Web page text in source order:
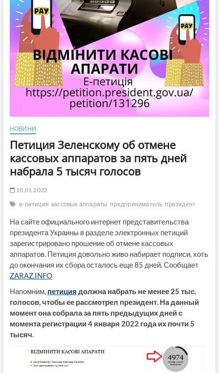
НОВИНИ
Петиция Зеленскому об отмене
кассовых аппаратов за пять дней
набрала 5 тысяч голосов
10.01.2022
е-петиция кассовые аппараты предприниматель президент
На сайте официального интернет представительства
президента Украины в разделе электронных петиций
зарегистрировано прошение об отмене кассовых
аппаратов. Петиция довольно живо набирает подписи, хоть
до окончания их сбора осталось еще 85 дней. Сообщает
ZARAZ.INFO
Напомним, петиция должна набрать не менее 25 тыс.
голосов, чтобы ее рассмотрел президент. На данный
момент она собрала за пять предыдущих дней с
момента регистрации 4 января 2022 года их почти 5
тысяч.